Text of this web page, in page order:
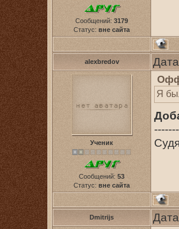
Сообщений: 3179
Статус: вне сайта
alexbredov
Ученик
Сообщений: 53
Статус: вне сайта
Я
Dmitrijs